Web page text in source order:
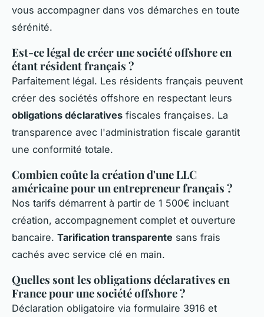
vous accompagner dans vos démarches en toute
sérénité.
Est-ce légal de créer une société offshore en
étant résident français ?
Parfaitement légal. Les résidents français peuvent
créer des sociétés offshore en respectant leurs
obligations déclaratives fiscales françaises. La
transparence avec l'administration fiscale garantit
une conformité totale.
Combien coûte la création d'une LLC
américaine pour un entrepreneur français ?
Nos tarifs démarrent à partir de 1 500€ incluant
création, accompagnement complet et ouverture
bancaire. Tarification transparente sans frais
cachés avec service clé en main.
Quelles sont les obligations déclaratives en
France pour une société offshore ?
Déclaration obligatoire via formulaire 3916 et